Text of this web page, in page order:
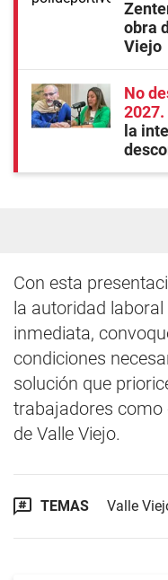
obra
Viejo
No
2027
la
Con esta
la autoridad
inmediata,
condiciones
solución que
trabajadores como
de Valle Viejo.
TEMAS Valle